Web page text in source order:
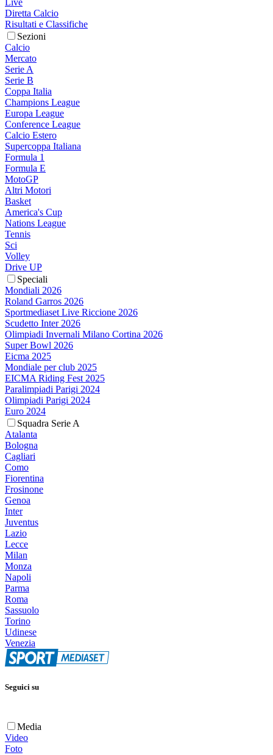
Live
Diretta Calcio
Risultati e Classifiche
Sezioni
Calcio
Mercato
Serie A
Serie B
Coppa Italia
Champions League
Europa League
Conference League
Calcio Estero
Supercoppa Italiana
Formula 1
Formula E
MotoGP
Altri Motori
Basket
America's Cup
Nations League
Tennis
Sci
Volley
Drive UP
Speciali
Mondiali 2026
Roland Garros 2026
Sportmediaset Live Riccione 2026
Scudetto Inter 2026
Olimpiadi Invernali Milano Cortina 2026
Super Bowl 2026
Eicma 2025
Mondiale per club 2025
EICMA Riding Fest 2025
Paralimpiadi Parigi 2024
Olimpiadi Parigi 2024
Euro 2024
Squadra Serie A
Atalanta
Bologna
Cagliari
Como
Fiorentina
Frosinone
Genoa
Inter
Juventus
Lazio
Lecce
Milan
Monza
Napoli
Parma
Roma
Sassuolo
Torino
Udinese
Venezia
Seguici su
Media
Video
Foto